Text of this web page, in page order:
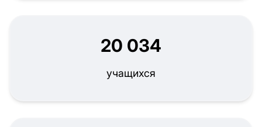
20 034
учащихся